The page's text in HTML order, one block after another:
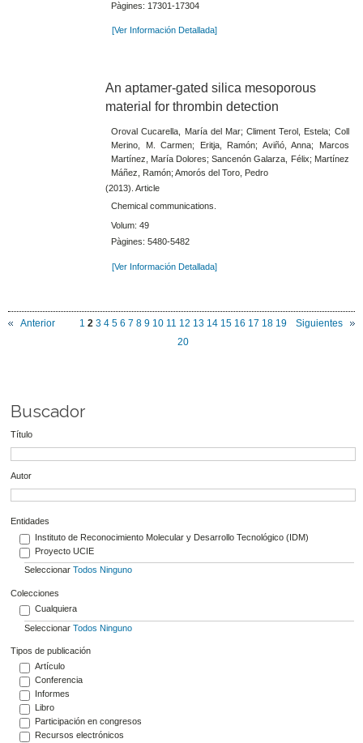
Pàgines: 17301-17304
[Ver Información Detallada]
An aptamer-gated silica mesoporous
material for thrombin detection
Oroval Cucarella, María del Mar; Climent Terol, Estela; Coll
Merino, M. Carmen; Eritja, Ramón; Aviñó, Anna; Marcos
Martínez, María Dolores; Sancenón Galarza, Félix; Martínez
Máñez, Ramón; Amorós del Toro, Pedro
(2013). Article
Chemical communications.
Volum: 49
Pàgines: 5480-5482
[Ver Información Detallada]
Anterior Siguientes
1 2 3 4 5 6 7 8 9 10 11 12 13 14 15 16 17 18 19
20
Buscador
Título
Autor
Entidades
Instituto de Reconocimiento Molecular y Desarrollo Tecnológico (IDM)
Proyecto UCIE
Seleccionar Todos Ninguno
Colecciones
Cualquiera
Seleccionar Todos Ninguno
Tipos de publicación
Artículo
Conferencia
Informes
Libro
Participación en congresos
Recursos electrónicos